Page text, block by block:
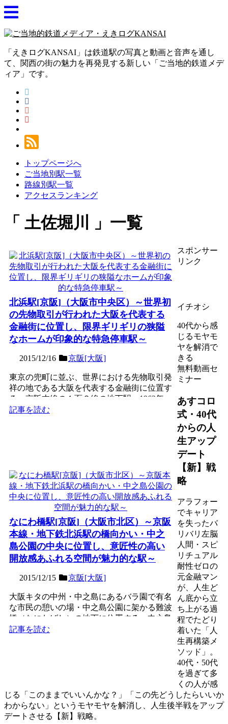
「えきログKANSAI」は鉄道駅の写真と動画と音声を通し
て、関西の街の魅力を再発見する新しい「ご当地的鉄道メデ
ィア」です。
トップページへ
ご当地別駅一覧
路線別駅一覧
アクセスランキング
土佐堀川 一覧
北浜駅[京阪]（大阪市中央区）～世界初
の先物取引が行われた大阪を代表する
金融街に位置し、限界ギリギリの狭隘
なホームが印象的な特急停車駅～
2015/12/16 京阪[大阪]
東京の兜町に並ぶ、世界における先物取引発
祥の地である大阪を代表する金融街に位置す
る、京阪本線の１面２線の地下駅。1963年
（昭和38年）に、...
記事を読む
なにわ橋駅[京阪]（大阪市北区）～京阪
本線・地下鉄北浜駅の橋向かい・中之
島公園の中央に位置し、意匠性の高い
開放感あふれる空間が魅力的な駅～
2015/12/15 京阪[大阪]
大阪キタの中州・中之島にあるバラ園で有名
な市民の憩いの場・中之島公園に架かる難波
橋（なにわばし）の地下に位置する、中之島
線の１面２線の地下駅...
記事を読む
スポンサー
リンク
イチオシ
40代から感
じるモヤモ
ヤを解消で
きる
無料動画セ
ミナー
あすコロ
式・40代
からの人
生アップ
デート
【新】戦
略
アラフォー
でキャリア
を失ったバ
リバリ左脳
人間・スピ
リチュアル
耐性ゼロの
元金融マン
が、人生ど
ん底から立
ち上がる過
程でたどり
着いた「人
生再構築メ
ソッド」。
40代・50代
を過ぎて多
くの人が感
じる「このままでいいんかな？」「この先どうしたらいいか
わからない」というモヤモヤを解消し、人生後半戦をアップ
デートさせる【新】戦略。